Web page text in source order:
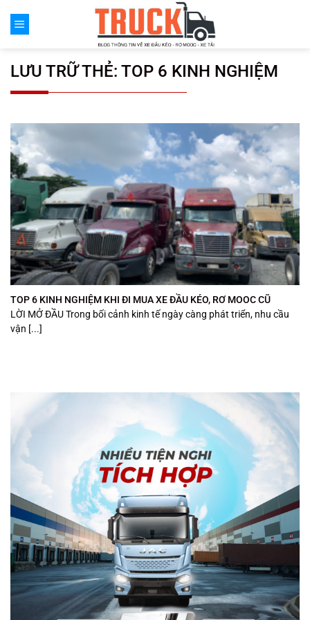
đến
LƯU TRỮ THẺ: TOP 6 KINH NGHIỆM
TOP 6 KINH NGHIỆM KHI ĐI MUA XE ĐẦU KÉO, RƠ MOOC CŨ
LỜI MỞ ĐẦU Trong bối cảnh kinh tế ngày càng phát triển, nhu cầu
vận [...]